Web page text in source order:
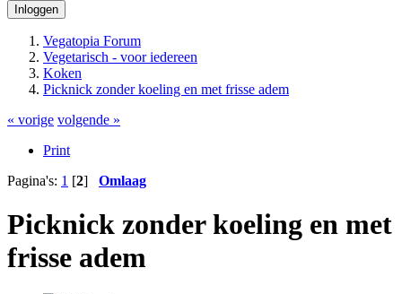
Inloggen
Vegatopia Forum
Vegetarisch - voor iedereen
Koken
Picknick zonder koeling en met frisse adem
« vorige volgende »
Print
Pagina's: 1 [2] Omlaag
Picknick zonder koeling en met
frisse adem